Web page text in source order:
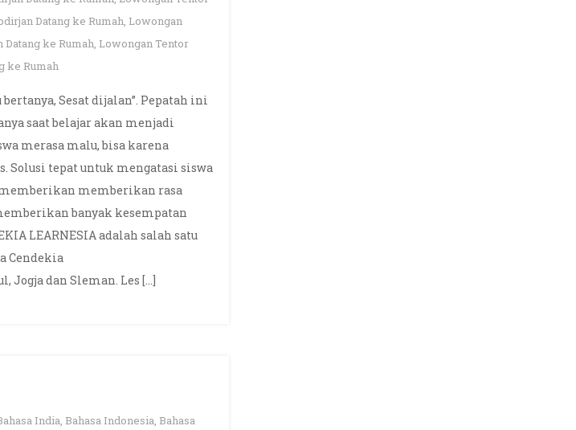
Datang ke Rumah, Lowongan
ke Rumah, Lowongan Tentor
ke Rumah
Sesat dijalan”. Pepatah ini
saat belajar akan menjadi
merasa malu, bisa karena
Solusi tepat untuk mengatasi siswa
memberikan rasa
banyak kesempatan
LEARNESIA adalah salah satu
Cendekia
dan Sleman. Les […]
India, Bahasa Indonesia, Bahasa